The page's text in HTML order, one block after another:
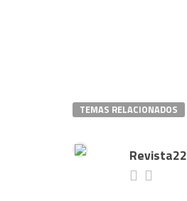
TEMAS RELACIONADOS
Revista22